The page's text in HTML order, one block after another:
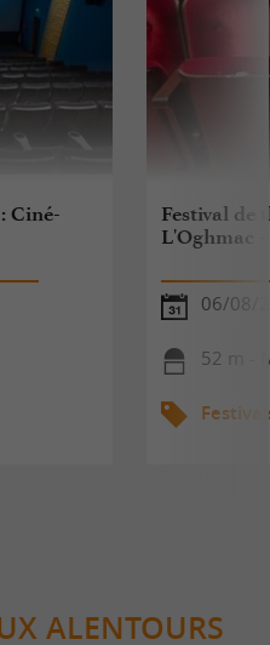
Ciné-
Festival de
L'Oghmac
06/08/
52 m -
ALENTOURS